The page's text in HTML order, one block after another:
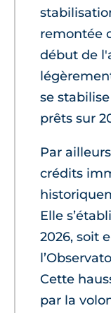
remontée
début de
se
prêts sur
Par
crédits
Elle
2026, soit
Cette
par la